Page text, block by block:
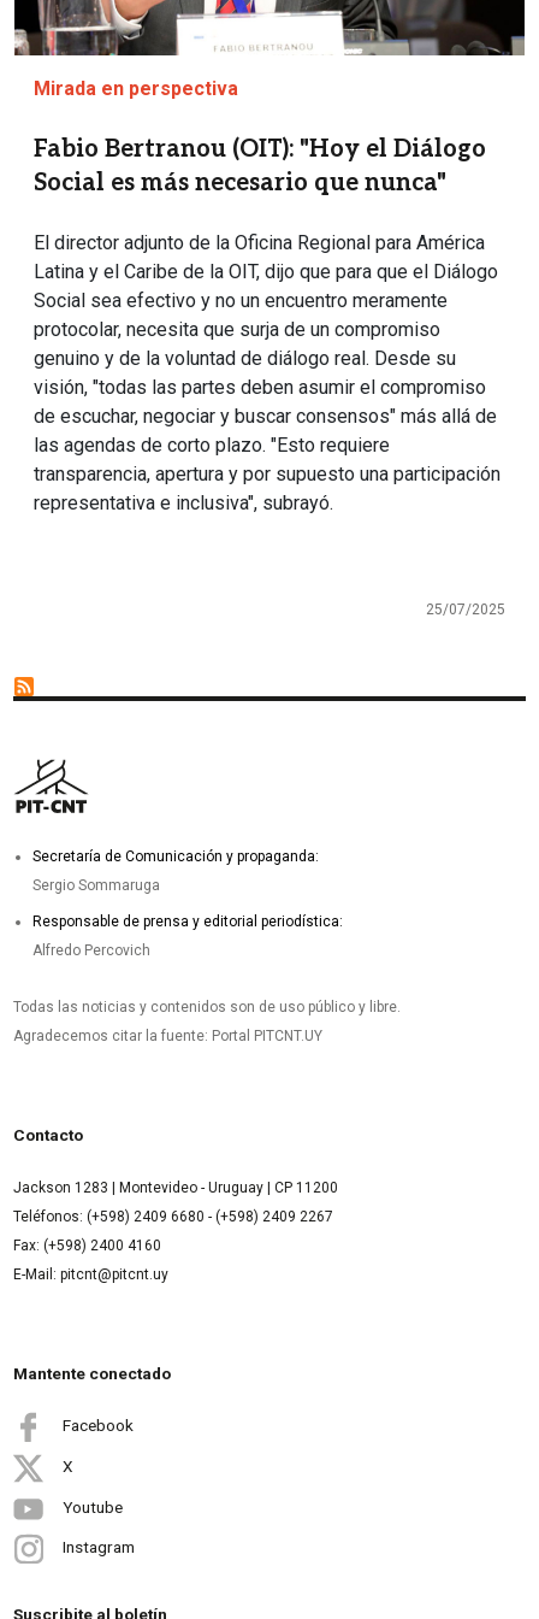
Mirada en perspectiva
Fabio Bertranou (OIT): "Hoy el Diálogo
Social es más necesario que nunca"
El director adjunto de la Oficina Regional para América
Latina y el Caribe de la OIT, dijo que para que el Diálogo
Social sea efectivo y no un encuentro meramente
protocolar, necesita que surja de un compromiso
genuino y de la voluntad de diálogo real. Desde su
visión, "todas las partes deben asumir el compromiso
de escuchar, negociar y buscar consensos" más allá de
las agendas de corto plazo. "Esto requiere
transparencia, apertura y por supuesto una participación
representativa e inclusiva", subrayó.
25/07/2025
Secretaría de Comunicación y propaganda:
Sergio Sommaruga
Responsable de prensa y editorial periodística:
Alfredo Percovich
Todas las noticias y contenidos son de uso público y libre.
Agradecemos citar la fuente: Portal PITCNT.UY
Contacto
Jackson 1283 | Montevideo - Uruguay | CP 11200
Teléfonos: (+598) 2409 6680 - (+598) 2409 2267
Fax: (+598) 2400 4160
E-Mail: pitcnt@pitcnt.uy
Mantente conectado
Facebook
X
Youtube
Instagram
Suscribite al boletín